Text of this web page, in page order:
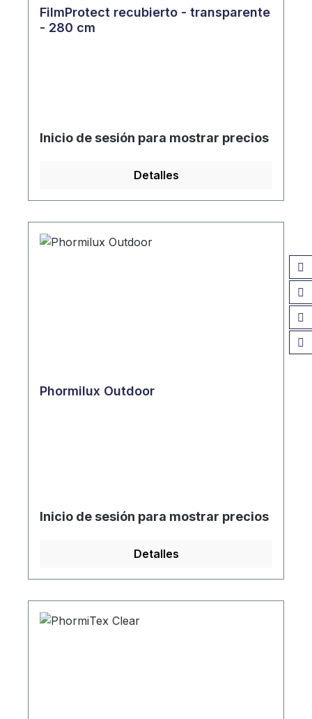
FilmProtect recubierto - transparente
- 280 cm
Inicio de sesión para mostrar precios
Detalles
Phormilux Outdoor
Inicio de sesión para mostrar precios
Detalles